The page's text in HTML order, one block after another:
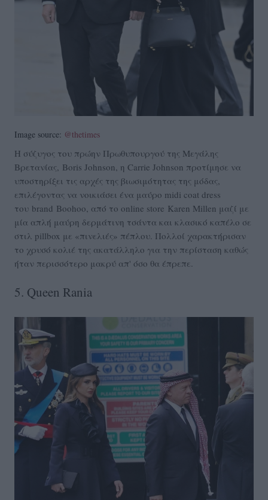
Image source: @thetimes
Η σύζυγος του πρώην Πρωθυπουργού της Μεγάλης
Βρετανίας, Boris Johnson, η Carrie Johnson προτίμησε να
υποστηρίξει τις αρχές της βιωσιμότητας της μόδας,
επιλέγοντας να νοικιάσει ένα μαύρο midi coat dress
του brand Boohoo, από το online store Karen Millen μαζί με
μία απλή μαύρη δερμάτινη τσάντα και κλασικό καπέλο σε
στιλ pillbox με «πινελιές» πέπλου. Πολλοί χαρακτήρισαν
το χρυσό κολιέ της ακατάλληλο για την περίσταση καθώς
ήταν περισσότερο μακρύ απ' όσο θα έπρεπε.
5. Queen Rania